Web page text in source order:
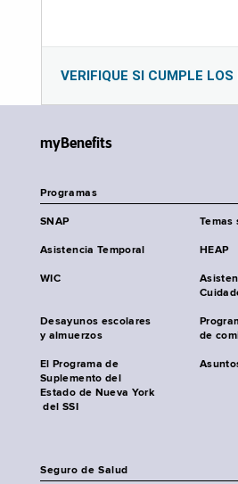
VERIFIQUE SI CUMPLE LOS
myBenefits
Programas
SNAP Temas
Asistencia Temporal HEAP
WIC
Desayunos escolares
y almuerzos
de
El Programa de
Suplemento del
Estado de Nueva York
del SSI
Seguro de Salud